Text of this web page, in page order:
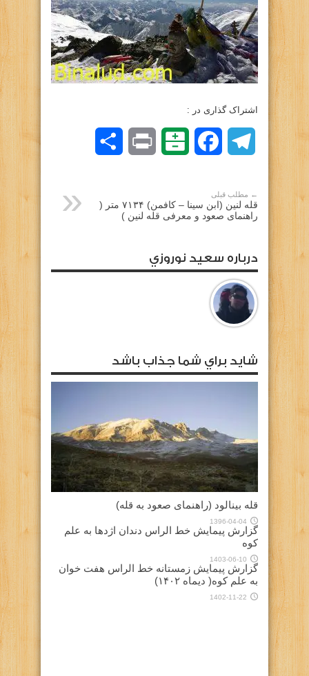
اشتراک گذاری در :
Telegram
Facebook
Balatarin
Print
← مطلب قبلی
قله لنین (ابن سینا – کافمن) ۷۱۳۴ متر (
راهنمای صعود و معرفی قله لنین )
درباره سعيد نوروزي
شايد براي شما جذاب باشد
قله بینالود (راهنمای صعود به قله)
1396-04-04
گزارش پیمایش خط الراس دندان اژدها به علم
کوه
1403-06-10
گزارش پیمایش زمستانه خط الراس هفت خوان
به علم کوه( دیماه ۱۴۰۲)
1402-11-22